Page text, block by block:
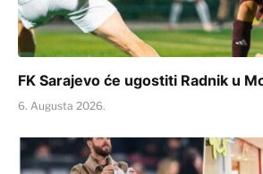
FK Sarajevo će ugostiti Radnik u
6. Augusta 2026.